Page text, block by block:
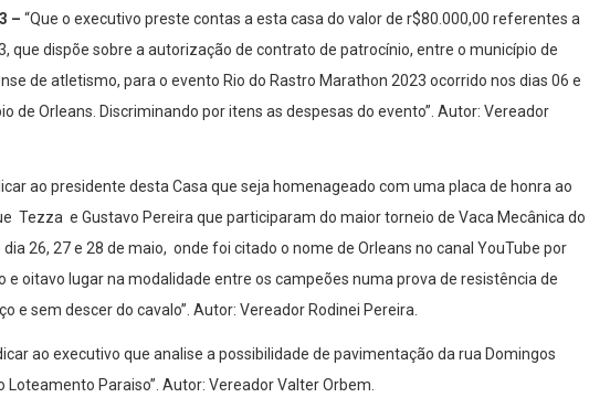
– “Que o executivo preste contas a esta casa do valor de r$80.000,00 referentes a
que dispõe sobre a autorização de contrato de patrocínio, entre o município de
de atletismo, para o evento Rio do Rastro Marathon 2023 ocorrido nos dias 06 e
de Orleans. Discriminando por itens as despesas do evento”. Autor: Vereador
ao presidente desta Casa que seja homenageado com uma placa de honra ao
Tezza e Gustavo Pereira que participaram do maior torneio de Vaca Mecânica do
26, 27 e 28 de maio, onde foi citado o nome de Orleans no canal YouTube por
e oitavo lugar na modalidade entre os campeões numa prova de resistência de
e sem descer do cavalo”. Autor: Vereador Rodinei Pereira.
ao executivo que analise a possibilidade de pavimentação da rua Domingos
Paraiso”. Autor: Vereador Valter Orbem.